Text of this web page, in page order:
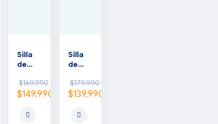
Silla
de
s
traum
gica
$169.990
$149.990
Silla
de
s
esmal
$179.990
$139.990